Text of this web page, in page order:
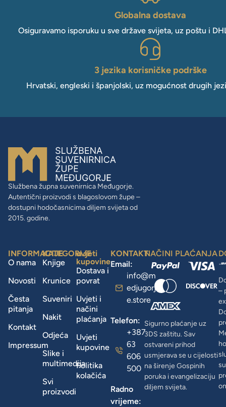
Globalna dostava
Osiguravamo isporuku u sve države svijeta, uz poštu i
3 jezika korisničke podrške
Hrvatski, engleski i španjolski, uz mogućnost drugih
Službena župna suvenirnica Međugorje.
Autentični proizvodi s blagoslovom župe –
dostupni hodočasnicima diljem svijeta od
2015. godine.
INFORMACIJE
O nama
Novosti
Česta
pitanja
Kontakt
Impressum
KATEGORIJE
Knjige
Krunice
Suveniri
Nakit
Odjeća
Slike i
multimedija
Svi
proizvodi
uvjeti
kupovine
Dostava i
povrat
Uvjeti i
načini
plaćanja
Uvjeti
kupovine
Politika
kolačića
KONTAKT
Email:
info@m
edjugorj
e.store
Telefon:
+387
63
606
500
Radno
vrijeme:
NAČINI PLAĆANJA
Sigurno plaćanje uz
3DS zaštitu. Sav
ostvareni prihod
usmjerava se u cijelosti
na širenje Gospinih
poruka i evangelizaciju
diljem svijeta.
–